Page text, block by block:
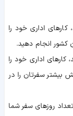
اداری خود را
انجام دهید.
کارهای اداری خود را
بیشتر سفرتان را در
روزهای سفر شما